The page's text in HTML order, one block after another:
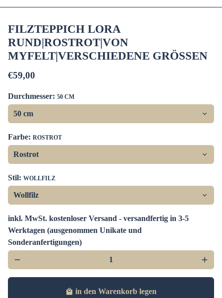
FILZTEPPICH LORA
RUND|ROSTROT|VON
MYFELT|VERSCHIEDENE GRÖSSEN
€59,00
Durchmesser: 50 CM
Farbe: ROSTROT
Stil: WOLLFILZ
inkl. MwSt. kostenloser Versand - versandfertig in 3-5
Werktagen (ausgenommen Unikate und
Sonderanfertigungen)
remove add
local_mall in den Warenkorb legen